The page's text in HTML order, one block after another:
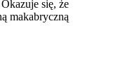
się, że
makabryczną